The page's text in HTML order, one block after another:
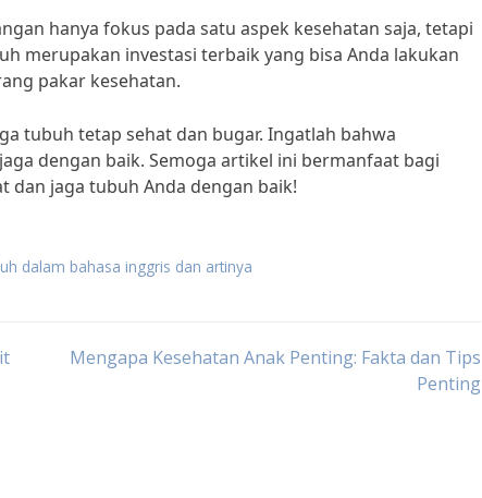
hanya fokus pada satu aspek kesehatan saja, tetapi
merupakan investasi terbaik yang bisa Anda lakukan
pakar kesehatan.
tubuh tetap sehat dan bugar. Ingatlah bahwa
dengan baik. Semoga artikel ini bermanfaat bagi
dan jaga tubuh Anda dengan baik!
dalam bahasa inggris dan artinya
Mengapa Kesehatan Anak Penting: Fakta dan Tips
Penting